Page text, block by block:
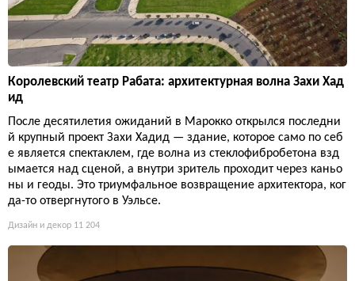
Королевский театр Рабата: архитектурная волна Захи Хад
ид
После десятилетия ожиданий в Марокко открылся последни
й крупный проект Захи Хадид — здание, которое само по себ
е является спектаклем, где волна из стеклофибробетона взд
ымается над сценой, а внутри зритель проходит через каньо
ны и геоды. Это триумфальное возвращение архитектора, ког
да-то отвергнутого в Уэльсе.
Дизайн и декор 11 204